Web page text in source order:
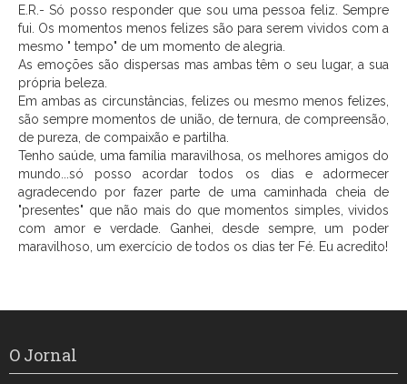
E.R.- Só posso responder que sou uma pessoa feliz. Sempre
fui. Os momentos menos felizes são para serem vividos com a
mesmo " tempo" de um momento de alegria.
As emoções são dispersas mas ambas têm o seu lugar, a sua
própria beleza.
Em ambas as circunstâncias, felizes ou mesmo menos felizes,
são sempre momentos de união, de ternura, de compreensão,
de pureza, de compaixão e partilha.
Tenho saúde, uma família maravilhosa, os melhores amigos do
mundo...só posso acordar todos os dias e adormecer
agradecendo por fazer parte de uma caminhada cheia de
"presentes" que não mais do que momentos simples, vividos
com amor e verdade. Ganhei, desde sempre, um poder
maravilhoso, um exercício de todos os dias ter Fé. Eu acredito!
O Jornal